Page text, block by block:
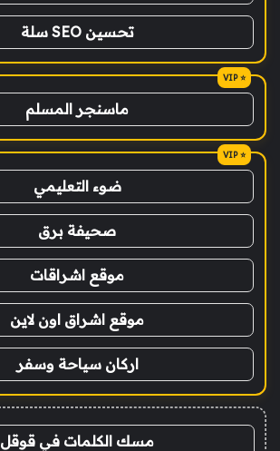
تحسين SEO سلة
ماسنجر المسلم
ضوء التعليمي
صحيفة برق
موقع اشراقات
موقع اشراق اون لاين
اركان سياحة وسفر
مسك الكلمات في قوقل